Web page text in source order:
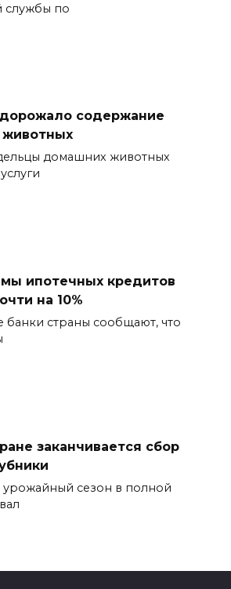
службы по
содержание
домашних животных
ипотечных кредитов
на 10%
страны сообщают, что
заканчивается сбор
сезон в полной